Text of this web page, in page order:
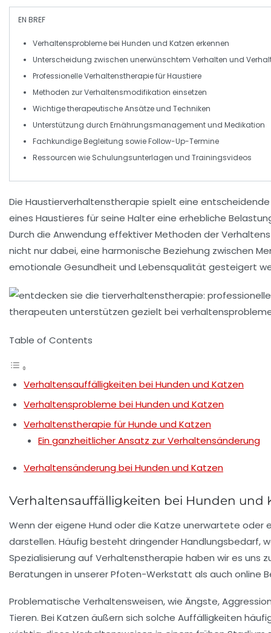
EN BREF
Verhaltensproblemebei Hunden und Katzen erkennen
Unterscheidung zwischen unerwünschtem Verhalten und
ProfessionelleVerhaltenstherapiefür Haustiere
Methoden zurVerhaltensmodifikation einsetzen
Wichtigetherapeutische Ansätzeund Techniken
Unterstützung durch Ernährungsmanagementund Medikation
Fachkundige Begleitung sowieFollow-Up-Termine
Ressourcen wie Schulungsunterlagen und Trainingsvideos
Die Haustierverhaltenstherapie spielt eine entscheidende
eines Haustieres für seine Halter eine erhebliche
Durch die Anwendung effektiver Methoden der
nicht nur dabei, eine harmonische Beziehung zwischen
emotionale Gesundheit und Lebensqualität gesteigert
Table of Contents
Verhaltensauffälligkeiten bei Hunden und Katzen
Verhaltensprobleme bei Hunden und Katzen
Verhaltenstherapie für Hunde und Katzen
Ein ganzheitlicher Ansatz zur Verhaltensänderung
Verhaltensänderung bei Hunden und Katzen
Verhaltensauffälligkeiten bei Hunden und
Wenn der eigene Hund oder die Katze unerwartete oder
darstellen. Häufig besteht dringenderHandlungsbedarf,
Spezialisierung auf Verhaltenstherapie haben wir es uns
Beratungen in unserer Pfoten-Werkstatt als auch online
Problematische Verhaltensweisen, wie Ängste,
Tieren. Bei Katzen äußern sich solche Auffälligkeiten